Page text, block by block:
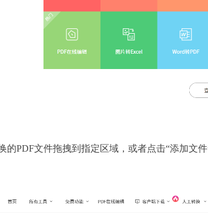
的PDF文件拖拽到指定区域，或者点击“添加文件